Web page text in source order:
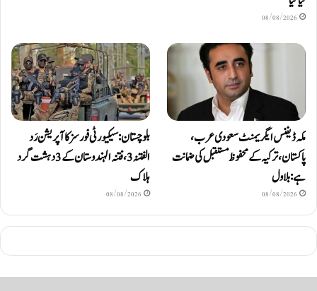
08/08/2026
مکہ ڈیفنس ایگریمنٹ سعودی عرب،
پاکستان، ترکیہ کے محفوظ مستقبل کی ضمانت
ہے: بلاول
08/08/2026
بلوچستان: سیکیورٹی فورسز کا آپریشن رَد
الفتنہ 3، فتنہ الہندوستان کے 3 دہشت گرد
ہلاک
08/08/2026